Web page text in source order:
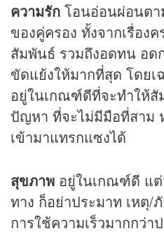
ความรัก โอนอ่อนผ่อนตา
ของคู่ครอง ทั้งจากเรื่อง
สัมพันธ์ รวมถึงอดทน อด
ขัดแย้งให้มากที่สุด โดยเ
อยู่ในเกณฑ์ดีที่จะทำให้สั
ปัญหา ที่จะไม่มีมือที่สาม
เข้ามาแทรกแซงได้
สุขภาพ อยู่ในเกณฑ์ดี แต่
ทาง ก็อย่าประมาท เหตุ/
การใช้ความเร็วมาก